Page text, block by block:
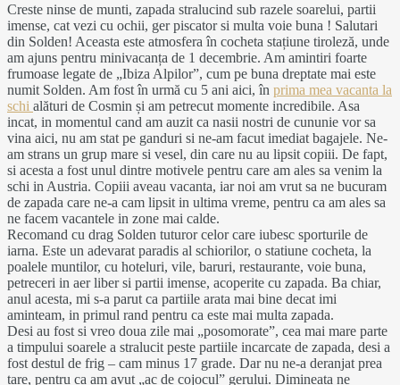
Creste ninse de munti, zapada stralucind sub razele soarelui, partii
imense, cat vezi cu ochii, ger piscator si multa voie buna ! Salutari
din Solden! Aceasta este atmosfera în cocheta stațiune tiroleză, unde
am ajuns pentru minivacanța de 1 decembrie. Am amintiri foarte
frumoase legate de „Ibiza Alpilor”, cum pe buna dreptate mai este
numit Solden. Am fost în urmă cu 5 ani aici, în prima mea vacanta la
schi alături de Cosmin și am petrecut momente incredibile. Asa
incat, in momentul cand am auzit ca nasii nostri de cununie vor sa
vina aici, nu am stat pe ganduri si ne-am facut imediat bagajele. Ne-
am strans un grup mare si vesel, din care nu au lipsit copiii. De fapt,
si acesta a fost unul dintre motivele pentru care am ales sa venim la
schi in Austria. Copiii aveau vacanta, iar noi am vrut sa ne bucuram
de zapada care ne-a cam lipsit in ultima vreme, pentru ca am ales sa
ne facem vacantele in zone mai calde.
Recomand cu drag Solden tuturor celor care iubesc sporturile de
iarna. Este un adevarat paradis al schiorilor, o statiune cocheta, la
poalele muntilor, cu hoteluri, vile, baruri, restaurante, voie buna,
petreceri in aer liber si partii imense, acoperite cu zapada. Ba chiar,
anul acesta, mi s-a parut ca partiile arata mai bine decat imi
aminteam, in primul rand pentru ca este mai multa zapada.
Desi au fost si vreo doua zile mai „posomorate”, cea mai mare parte
a timpului soarele a stralucit peste partiile incarcate de zapada, desi a
fost destul de frig – cam minus 17 grade. Dar nu ne-a deranjat prea
tare, pentru ca am avut „ac de cojocul” gerului. Dimineata ne